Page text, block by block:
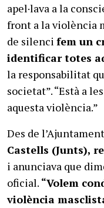
apel·lava a la
front a la violència
de silenci fem un
identificar totes
la responsabilitat
societat”. “Està a
aquesta violència.”
Des de
Castells (Junts),
i anunciava que
oficial. “Volem
violència